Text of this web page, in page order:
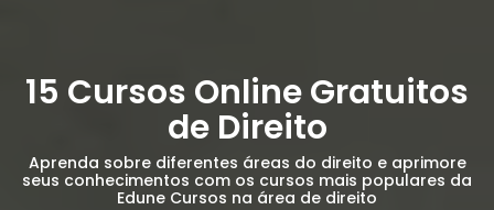
15 Cursos Online Gratuitos
de Direito
Aprenda sobre diferentes áreas do direito e aprimore
seus conhecimentos com os cursos mais populares da
Edune Cursos na área de direito